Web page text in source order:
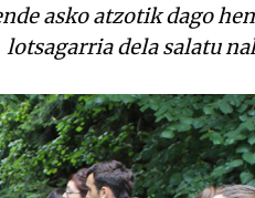
asko atzotik dago
dela salatu